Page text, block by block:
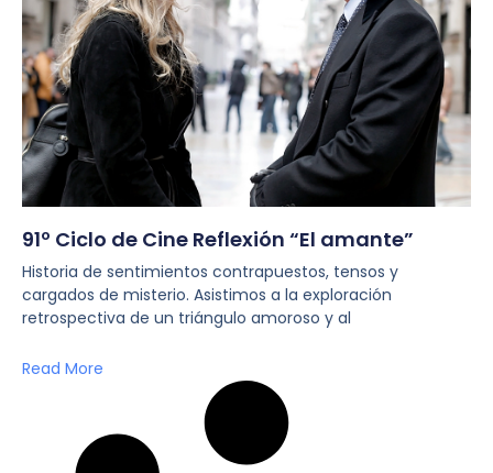
91º Ciclo de Cine Reflexión “El amante”
Historia de sentimientos contrapuestos, tensos y
cargados de misterio. Asistimos a la exploración
retrospectiva de un triángulo amoroso y al
Read More